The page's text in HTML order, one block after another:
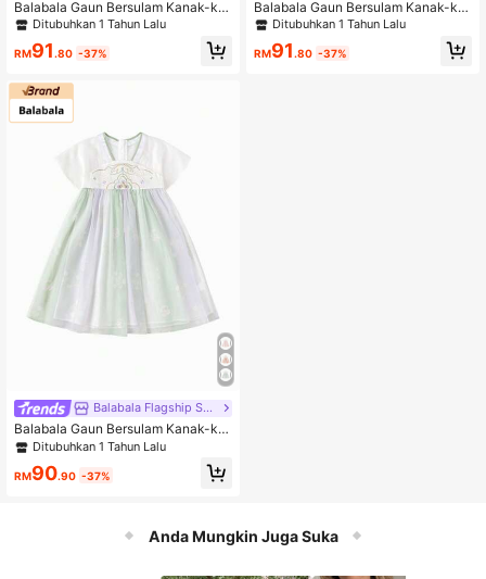
Balabala Gaun Bersulam Kanak-ka
nak Perempuan, Rekaan Inspirasi H
s Ringan 2026
Ditubuhkan 1 Tahun Lalu
RM91 .80 -37%
Balabala Flagship Store
Balabala Gaun Bersulam Kanak-ka
nak Perempuan, Rekaan Inspirasi H
s Ringan 2026
Ditubuhkan 1 Tahun Lalu
RM90.90 -37%
Balabala Gaun Bersulam Kanak-ka
nak Perempuan, Rekaan Inspirasi H
s Ringan 2026
Ditubuhkan 1 Tahun Lalu
RM91 .80 -37%
Anda Mungkin Juga Suka